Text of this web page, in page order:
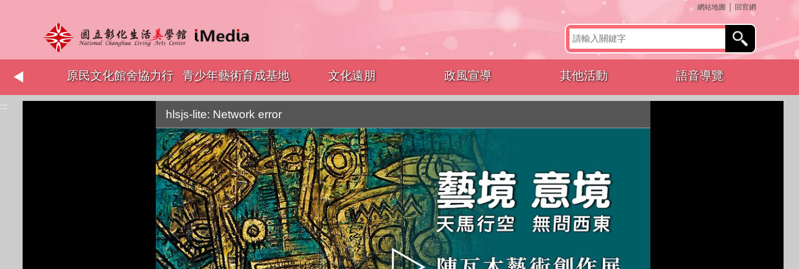
::: 網站地圖 回官網
表揚 原民文化館舍協力行 青少年藝術育成基地 文化遠朋 政風宣導 其他活動 語音導覽
:::
hlsjs-lite: Network error